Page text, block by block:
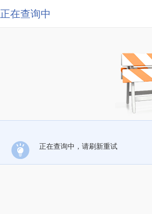
正在查询中
正在查询中，请刷新重试